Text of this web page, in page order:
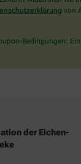
von
Bedingungen:
der Eichen-